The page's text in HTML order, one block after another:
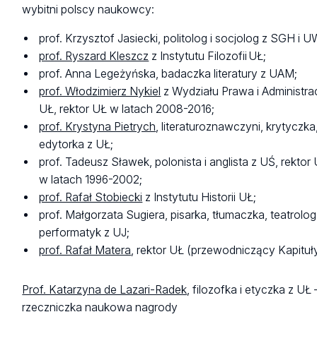
wybitni polscy naukowcy:
prof. Krzysztof Jasiecki, politolog i socjolog z SGH i
prof. Ryszard Kleszcz z Instytutu Filozofii UŁ;
prof. Anna Legeżyńska, badaczka literatury z UAM;
prof. Włodzimierz Nykiel z Wydziału Prawa i
UŁ, rektor UŁ w latach 2008-2016;
prof. Krystyna Pietrych, literaturoznawczyni,
edytorka z UŁ;
prof. Tadeusz Sławek, polonista i anglista z UŚ, rektor
w latach 1996-2002;
prof. Rafał Stobiecki z Instytutu Historii UŁ;
prof. Małgorzata Sugiera, pisarka, tłumaczka,
performatyk z UJ;
prof. Rafał Matera, rektor UŁ (przewodniczący
Prof. Katarzyna de Lazari-Radek, filozofka i etyczka z UŁ
rzeczniczka naukowa nagrody